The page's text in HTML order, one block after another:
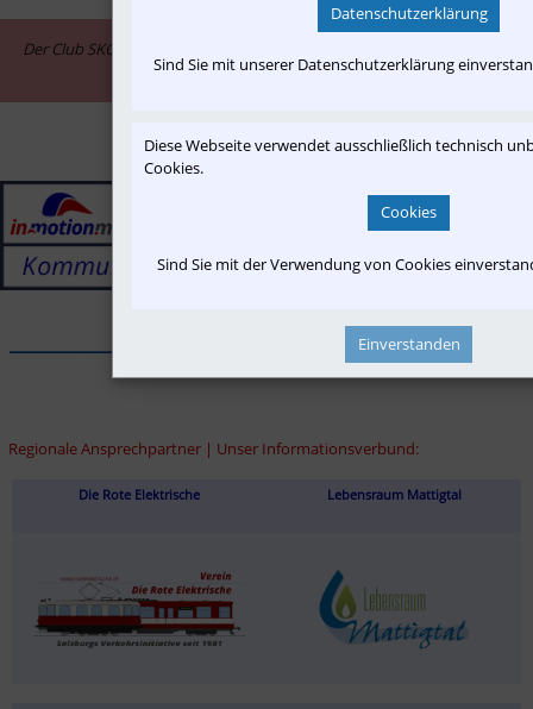
Der Club SKGLB ist assoziiertes Mitglied im Informationsnetzwerk "in-
motion.me"
Regionale Ansprechpartner | Unser Informationsverbund:
Die Rote Elektrische Lebensraum Mattigtal
Datenschutzerklärung
Sind Sie mit unserer Datenschutzerklärung
Diese Webseite verwendet ausschließlich technisch
Cookies.
Cookies
Sind Sie mit der Verwendung von Cookies
Einverstanden